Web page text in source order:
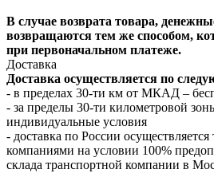
В случае возврата товара,
возвращаются тем же способом,
при первоначальном платеже.
Доставка
Доставка осуществляется по
- в пределах 30-ти км от МКАД –
- за пределы 30-ти километровой
индивидуальные условия
- доставка по России
компаниями на условии 100%
склада транспортной компании в